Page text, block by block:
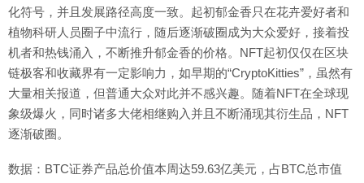
化符号，并且发展路径高度一致。起初郁金香只在花卉爱好者和
植物科研人员圈子中流行，随后逐渐破圈成为大众爱好，接着投
机者和热钱涌入，不断推升郁金香的价格。NFT起初仅仅在区块
链极客和收藏界有一定影响力，如早期的“CryptoKitties”，虽然有
大量相关报道，但普通大众对此并不感兴趣。随着NFT在全球现
象级爆火，同时诸多大佬相继购入并且不断涌现其衍生品，NFT
逐渐破圈。
数据：BTC证券产品总价值本周达59.63亿美元，占BTC总市值